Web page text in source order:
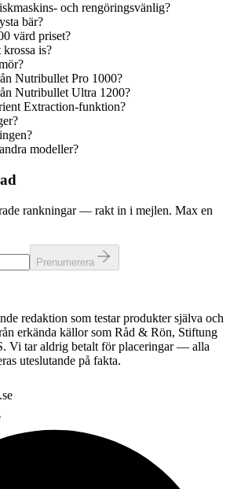
och rengöringsvänlig?
bär?
värd priset?
is?
Nutribullet Pro 1000?
Nutribullet Ultra 1200?
Extraction-funktion?
modeller?
rankningar — rakt in i mejlen. Max en
Prenumerera
redaktion som testar produkter själva och
erkända källor som Råd & Rön, Stiftung
Vi tar aldrig betalt för placeringar — alla
uteslutande på fakta.